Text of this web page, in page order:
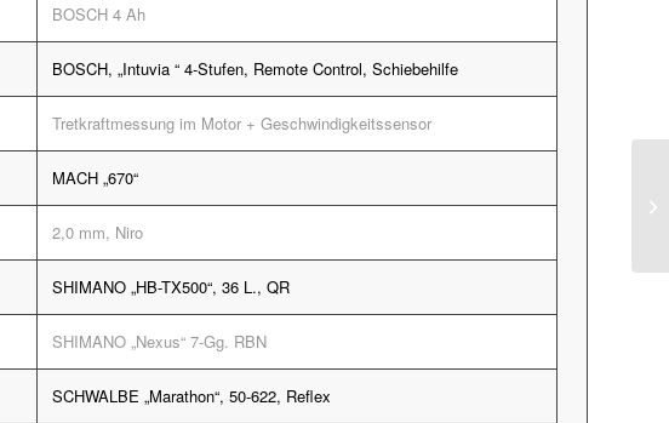
BOSCH 4 Ah
BOSCH, „Intuvia “ 4-Stufen, Remote Control, Schiebehilfe
Tretkraftmessung im Motor + Geschwindigkeitssensor
MACH „670“
2,0 mm, Niro
SHIMANO „HB-TX500“, 36 L., QR
SHIMANO „Nexus“ 7-Gg. RBN
SCHWALBE „Marathon“, 50-622, Reflex